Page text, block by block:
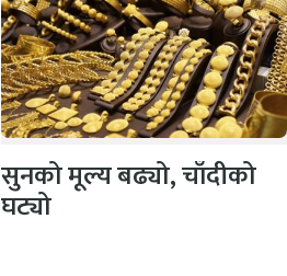
सुनको मूल्य बढ्यो, चाँदीको
घट्यो